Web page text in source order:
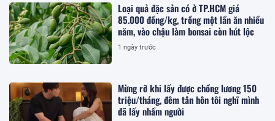
Loại quả đặc sản có ở TP.HCM giá
85.000 đồng/kg, trồng một lần ăn nhiều
năm, vào chậu làm bonsai còn hút lộc
1 ngày trước
Mừng rỡ khi lấy được chồng lương 150
triệu/tháng, đêm tân hôn tôi nghĩ mình
đã lấy nhầm người